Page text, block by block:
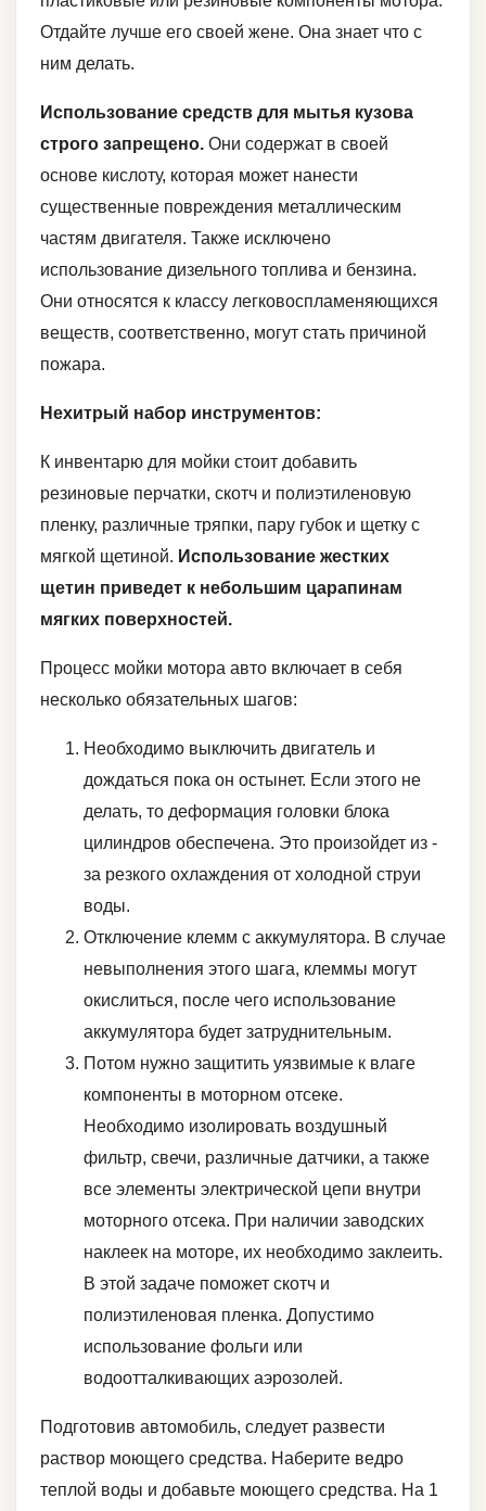
Отдайте лучше его своей жене. Она знает что с
ним делать.
Использование средств для мытья кузова
строго запрещено. Они содержат в своей
основе кислоту, которая может нанести
существенные повреждения металлическим
частям двигателя. Также исключено
использование дизельного топлива и бензина.
Они относятся к классу легковоспламеняющихся
веществ, соответственно, могут стать причиной
пожара.
Нехитрый набор инструментов:
К инвентарю для мойки стоит добавить
резиновые перчатки, скотч и полиэтиленовую
пленку, различные тряпки, пару губок и щетку с
мягкой щетиной. Использование жестких
щетин приведет к небольшим царапинам
мягких поверхностей.
Процесс мойки мотора авто включает в себя
несколько обязательных шагов:
Необходимо выключить двигатель и
дождаться пока он остынет. Если этого не
делать, то деформация головки блока
цилиндров обеспечена. Это произойдет из -
за резкого охлаждения от холодной струи
воды.
Отключение клемм с аккумулятора. В случае
невыполнения этого шага, клеммы могут
окислиться, после чего использование
аккумулятора будет затруднительным.
Потом нужно защитить уязвимые к влаге
компоненты в моторном отсеке.
Необходимо изолировать воздушный
фильтр, свечи, различные датчики, а также
все элементы электрической цепи внутри
моторного отсека. При наличии заводских
наклеек на моторе, их необходимо заклеить.
В этой задаче поможет скотч и
полиэтиленовая пленка. Допустимо
использование фольги или
водоотталкивающих аэрозолей.
Подготовив автомобиль, следует развести
раствор моющего средства. Наберите ведро
теплой воды и добавьте моющего средства. На 1